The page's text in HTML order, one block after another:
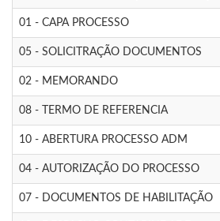
01 - CAPA PROCESSO
05 - SOLICITRAÇÃO DOCUMENTOS
02 - MEMORANDO
08 - TERMO DE REFERENCIA
10 - ABERTURA PROCESSO ADM
04 - AUTORIZAÇÃO DO PROCESSO
07 - DOCUMENTOS DE HABILITAÇÃO